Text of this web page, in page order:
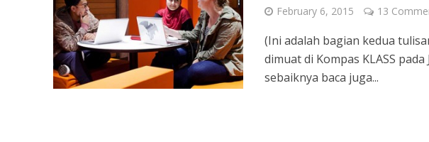
February 6, 2015 13
(Ini adalah bagian kedua
dimuat di Kompas KLASS
sebaiknya baca juga...